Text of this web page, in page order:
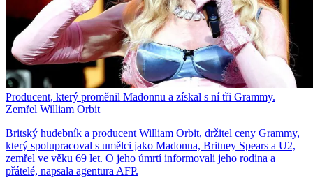
Producent, který proměnil Madonnu a získal s ní tři Grammy.
Zemřel William Orbit
Britský hudebník a producent William Orbit, držitel ceny Grammy,
který spolupracoval s umělci jako Madonna, Britney Spears a U2,
zemřel ve věku 69 let. O jeho úmrtí informovali jeho rodina a
přátelé, napsala agentura AFP.